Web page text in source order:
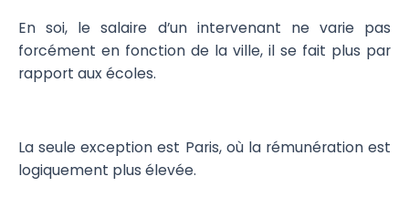
En soi, le salaire d’un intervenant ne varie pas
forcément en fonction de la ville, il se fait plus par
rapport aux écoles.
La seule exception est Paris, où la rémunération est
logiquement plus élevée.